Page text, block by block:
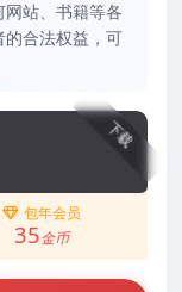
站、书籍等各
合法权益，可
下载
包年会员
35金币